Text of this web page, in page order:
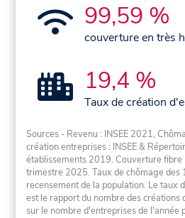
99,59 %
couverture en très
19,4 %
Taux de création
Sources - Revenu : INSEE 2021,
création entreprises : INSEE &
établissements 2019. Couverture fibre
trimestre 2025. Taux de chômage des
recensement de la population. Le taux
est le rapport du nombre des créations
sur le nombre d'entreprises de l'année